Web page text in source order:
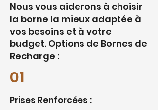
Nous vous aiderons à choisir
la borne la mieux adaptée à
vos besoins et à votre
budget. Options de Bornes de
Recharge :
01
Prises Renforcées :